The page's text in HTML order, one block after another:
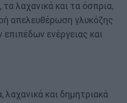
λαχανικά και τα όσπρια,
απελευθέρωση γλυκόζης
ενέργειας και
και δημητριακά